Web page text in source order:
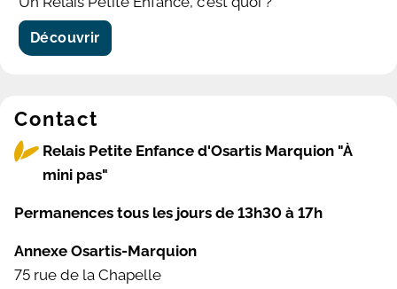
Découvrir
Contact
Relais Petite Enfance d'Osartis Marquion "À
mini pas"
Permanences tous les jours de 13h30 à 17h
Annexe Osartis-Marquion
75 rue de la Chapelle